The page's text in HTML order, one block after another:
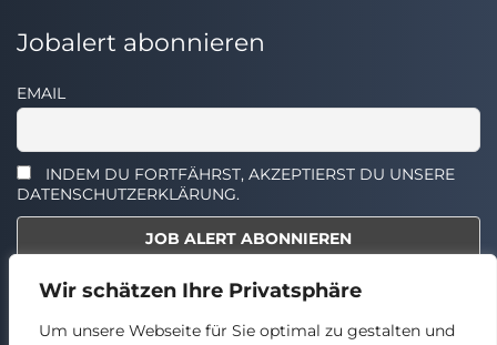
Wir schätzen Ihre Privatsphäre
Um unsere Webseite für Sie optimal zu gestalten und
Jobalert abonnieren
EMAIL
INDEM DU FORTFÄHRST, AKZEPTIERST DU UNSERE
DATENSCHUTZERKLÄRUNG.
Select the widget you want to show.